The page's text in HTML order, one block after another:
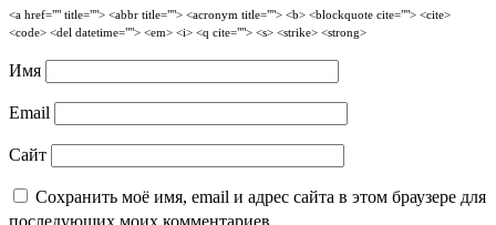
<a href="" title=""> <abbr title=""> <acronym title=""> <b> <blockquote cite=""> <cite>
<code> <del datetime=""> <em> <i> <q cite=""> <s> <strike> <strong>
Имя
Email
Сайт
Сохранить моё имя, email и адрес сайта в этом браузере для
последующих моих комментариев.